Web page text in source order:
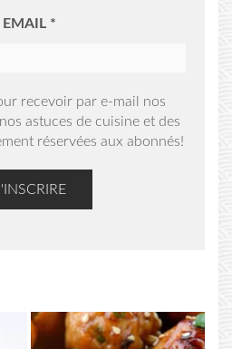
EMAIL *
recevoir par e-mail nos
astuces de cuisine et des
réservées aux abonnés!